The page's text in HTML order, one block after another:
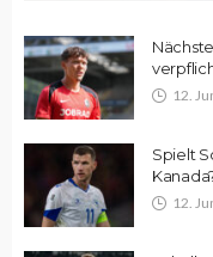
12.
Spielt
12.